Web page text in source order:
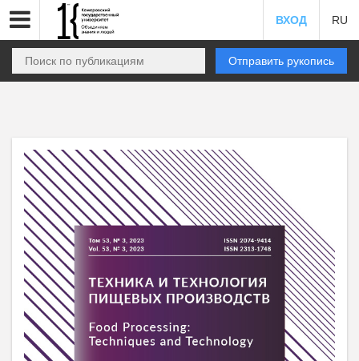
ВХОД RU
Отправить рукопись